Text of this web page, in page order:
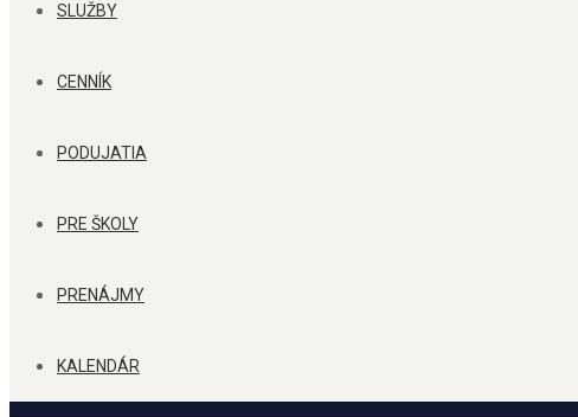
SLUŽBY
CENNÍK
PODUJATIA
PRE ŠKOLY
PRENÁJMY
KALENDÁR